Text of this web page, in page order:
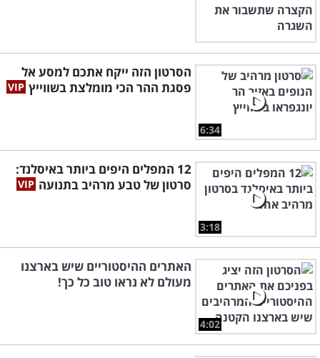
6:34
הסרטון הזה ייקח אתכם למסע אל
פסגת ההר הכי מומלצת בשווייץ
3:18
12 המפלים היפים ביותר באיסלנד:
סרטון של טבע מרהיב בתנועה
4:02
האתרים ההיסטוריים שיש בארצנו
מעולם לא נראו טוב כל כך!